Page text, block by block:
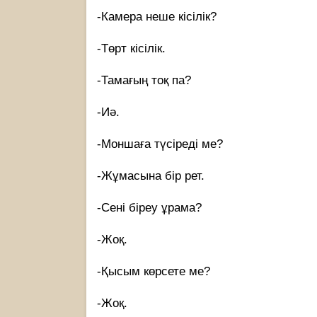
-Камера неше кісілік?
-Төрт кісілік.
-Тамағың тоқ па?
-Иә.
-Моншаға түсіреді ме?
-Жұмасына бір рет.
-Сені біреу ұрама?
-Жоқ.
-Қысым көрсете ме?
-Жоқ.